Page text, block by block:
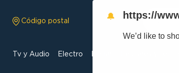
Código postal
Buscar
Tv y Audio Electro
🔔 https://
We’d like to